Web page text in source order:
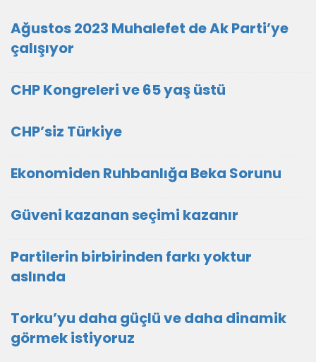
Ağustos 2023 Muhalefet de Ak Parti’ye
çalışıyor
CHP Kongreleri ve 65 yaş üstü
CHP’siz Türkiye
Ekonomiden Ruhbanlığa Beka Sorunu
Güveni kazanan seçimi kazanır
Partilerin birbirinden farkı yoktur
aslında
Torku’yu daha güçlü ve daha dinamik
görmek istiyoruz